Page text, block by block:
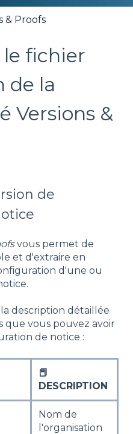
& Proofs
fichier
de la
Versions &
de
vous permet de
et d'extraire en
d'une ou
description détaillée
que vous pouvez avoir
de notice :
📕
DESCRIPTION
Nom de
l'organisation